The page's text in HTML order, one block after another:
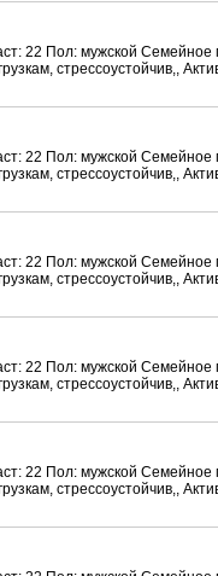
22 Пол: мужской
стрессоустойчив,,
22 Пол: мужской
стрессоустойчив,,
22 Пол: мужской
стрессоустойчив,,
22 Пол: мужской
стрессоустойчив,,
22 Пол: мужской
стрессоустойчив,,